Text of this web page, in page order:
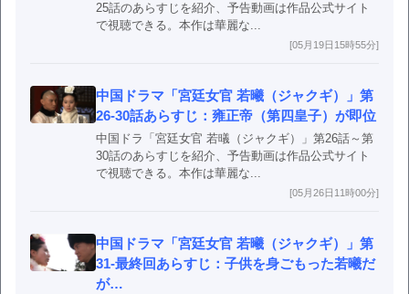
25話のあらすじを紹介、予告動画は作品公式サイト
で視聴できる。本作は華麗な...
[05月19日15時55分]
中国ドラマ「宮廷女官 若曦（ジャクギ）」第
26-30話あらすじ：雍正帝（第四皇子）が即位
中国ドラ「宮廷女官 若㬢（ジャクギ）」第26話～第
30話のあらすじを紹介、予告動画は作品公式サイト
で視聴できる。本作は華麗な...
[05月26日11時00分]
中国ドラマ「宮廷女官 若曦（ジャクギ）」第
31-最終回あらすじ：子供を身ごもった若曦だ
が…